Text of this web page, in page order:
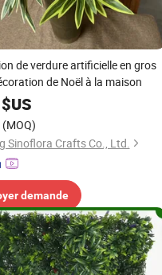
de verdure artificielle en gros
de Noël à la maison
$US
(MOQ)
Sinoflora Crafts Co., Ltd.
demande